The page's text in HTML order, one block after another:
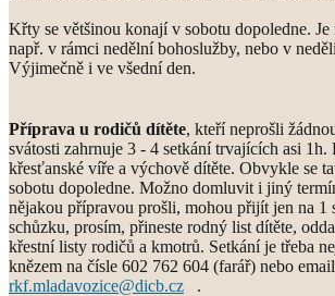
Křty se většinou konají v sobotu dopoledne.
např. v rámci nedělní bohoslužby, nebo v
Výjimečně i ve všední den.
Příprava u rodičů dítěte, kteří neprošli
svátosti zahrnuje 3 - 4 setkání trvajících asi
křesťanské víře a výchově dítěte. Obvykle se
sobotu dopoledne. Možno domluvit i jiný
nějakou přípravou prošli, mohou přijít jen na 1
schůzku, prosím, přineste rodný list dítěte,
křestní listy rodičů a kmotrů. Setkání je třeba
knězem na čísle 602 762 604 (farář) nebo
rkf.mladavozice@dicb.cz
.